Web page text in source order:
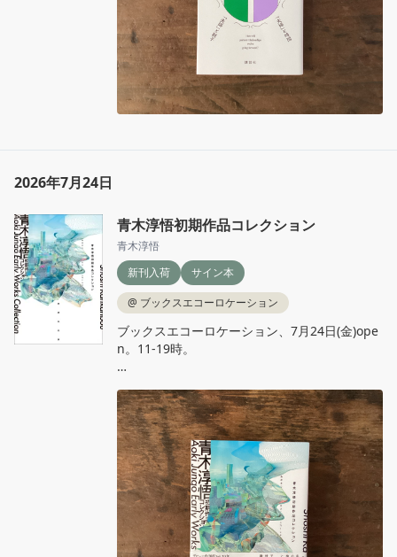
2026年7月24日
青木淳悟初期作品コレクション
青木淳悟
新刊入荷
サイン本
@ ブックスエコーロケーション
ブックスエコーロケーション、7月24日(金)ope
n。11‐19時。
肆侃侃房
デビュー作刊行から20年、入手困難が続いてい
た『四十日と四十夜のメルヘン』ほか初期の傑
作群を収める決定版の作品集。サイン本が入荷
しました！